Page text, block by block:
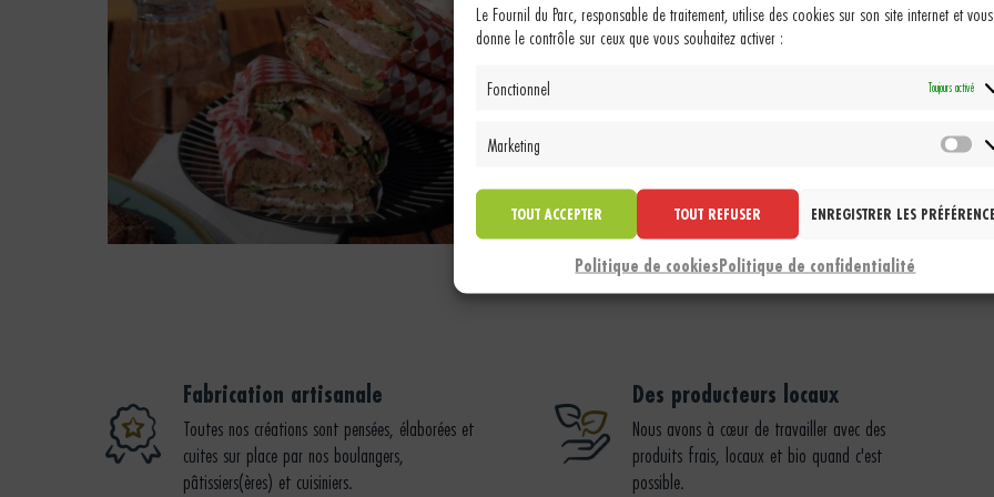
Le Fournil du Parc, responsable de traitement, utilise des cookies sur son site internet et vous
donne le contrôle sur ceux que vous souhaitez activer :
Fonctionnel
Toujours activé
Marketing
TOUT ACCEPTER TOUT REFUSER ENREGISTRER LES
Politique de cookiesPolitique de confidentialité
Hot Andalou
Fabrication artisanale
Toutes nos créations sont pensées, élaborées et
cuites sur place par nos boulangers,
pâtissiers(ères) et cuisiniers.
Des producteurs locaux
Nous avons à cœur de travailler avec des
produits frais, locaux et bio quand c'est
possible.